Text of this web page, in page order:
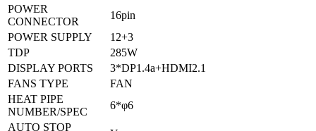
POWER
CONNECTOR
16pin
POWER SUPPLY
12+3
TDP
285W
DISPLAY PORTS
3*DP1.4a+HDMI2.1
FANS TYPE
FAN
HEAT PIPE
NUMBER/SPEC
6*φ6
AUTO STOP